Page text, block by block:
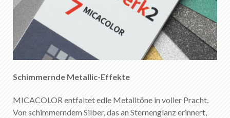
Schimmernde Metallic-Effekte
MICACOLOR entfaltet edle Metalltöne in voller Pracht.
Von schimmerndem Silber, das an Sternenglanz erinnert,